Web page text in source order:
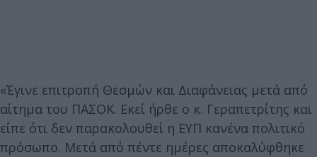
«Έγινε επιτροπή Θεσμών και Διαφάνειας μετά από
αίτημα του ΠΑΣΟΚ. Εκεί ήρθε ο κ. Γεραπετρίτης και
είπε ότι δεν παρακολουθεί η ΕΥΠ κανένα πολιτικό
πρόσωπο. Μετά από πέντε ημέρες αποκαλύφθηκε